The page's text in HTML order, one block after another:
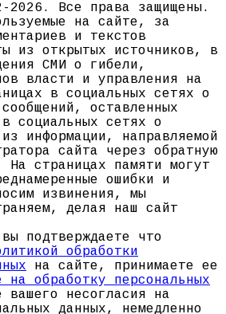
Все права защищены.
на сайте, за
и текстов
из открытых источников, в
СМИ о гибели,
власти и управления на
в социальных сетях о
оставленных
социальных сетях о
информации, направляемой
сайта через обратную
страницах памяти могут
ошибки и
извинения, мы
делая наш сайт
подтверждаете что
обработки
на сайте, принимаете ее
на обработку персональных
несогласия на
данных, немедленно